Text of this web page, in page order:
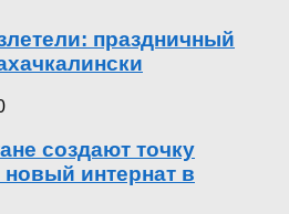
праздничный
создают точку
интернат в